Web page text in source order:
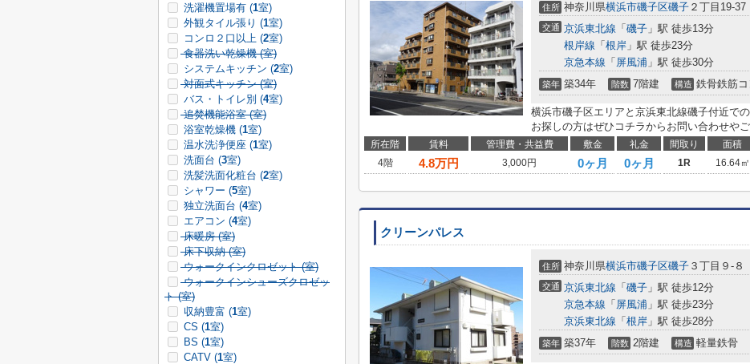
住所 神奈川県横浜市磯子区磯子 ２丁目19-37
交通 京浜東北線 「 磯子 」駅 徒歩13分
根岸線 「 根岸 」駅 徒歩23分
京急本線 「 屏風浦 」駅 徒歩30分
築年 築34年 階数 7階建 構造 鉄骨鉄筋
横浜市磯子区エリアと京浜東北線磯子付近で
お探しの方はぜひコチラからお問い合わせやご
所在階 賃料 管理費・共益費 敷金 礼金 間取り 面積
4階
4.8万円 3,000円 0ヶ月 0ヶ月 1R 16.64㎡
クリーンパレス
住所 神奈川県横浜市磯子区磯子 ３丁目９-８
交通 京浜東北線 「 磯子 」駅 徒歩12分
京急本線 「 屏風浦 」駅 徒歩23分
京浜東北線 「 根岸 」駅 徒歩28分
築年 築37年 階数 2階建 構造 軽量鉄骨
洗濯機置場有 (1室)
外観タイル張り (1室)
コンロ２口以上 (2室)
食器洗い乾燥機 (室)
システムキッチン (2室)
対面式キッチン (室)
バス・トイレ別 (4室)
追焚機能浴室 (室)
浴室乾燥機 (1室)
温水洗浄便座 (1室)
洗面台 (3室)
洗髪洗面化粧台 (2室)
シャワー (5室)
独立洗面台 (4室)
エアコン (4室)
床暖房 (室)
床下収納 (室)
ウォークインクロゼット (室)
ウォークインシューズクロゼッ
ト (室)
収納豊富 (1室)
CS (1室)
BS (1室)
CATV (1室)